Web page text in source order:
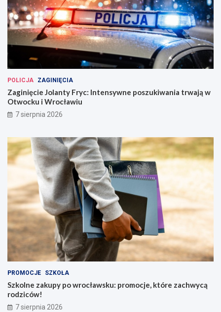
POLICJA ZAGINIĘCIA
Zaginięcie Jolanty Fryc: Intensywne poszukiwania trwają w
Otwocku i Wrocławiu
7 sierpnia 2026
PROMOCJE SZKOŁA
Szkolne zakupy po wrocławsku: promocje, które zachwycą
rodziców!
7 sierpnia 2026